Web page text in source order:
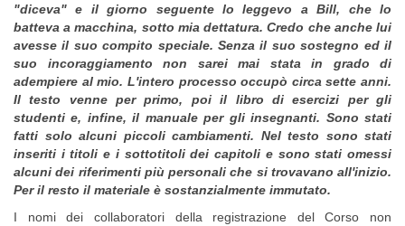
"diceva" e il giorno seguente lo leggevo a Bill, che lo
batteva a macchina, sotto mia dettatura. Credo che anche lui
avesse il suo compito speciale. Senza il suo sostegno ed il
suo incoraggiamento non sarei mai stata in grado di
adempiere al mio. L'intero processo occupò circa sette anni.
Il testo venne per primo, poi il libro di esercizi per gli
studenti e, infine, il manuale per gli insegnanti. Sono stati
fatti solo alcuni piccoli cambiamenti. Nel testo sono stati
inseriti i titoli e i sottotitoli dei capitoli e sono stati omessi
alcuni dei riferimenti più personali che si trovavano all'inizio.
Per il resto il materiale è sostanzialmente immutato.
I nomi dei collaboratori della registrazione del Corso non